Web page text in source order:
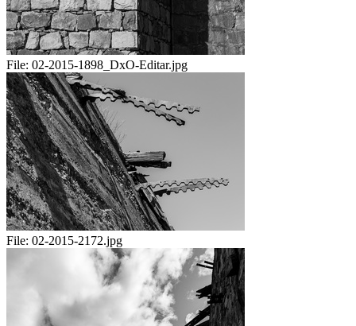
File: 02-2015-1898_DxO-Editar.jpg
File: 02-2015-2172.jpg